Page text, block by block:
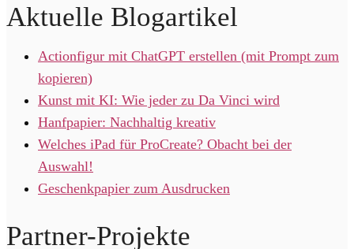
Aktuelle Blogartikel
Actionfigur mit ChatGPT erstellen (mit Prompt zum
kopieren)
Kunst mit KI: Wie jeder zu Da Vinci wird
Hanfpapier: Nachhaltig kreativ
Welches iPad für ProCreate? Obacht bei der
Auswahl!
Geschenkpapier zum Ausdrucken
Partner-Projekte